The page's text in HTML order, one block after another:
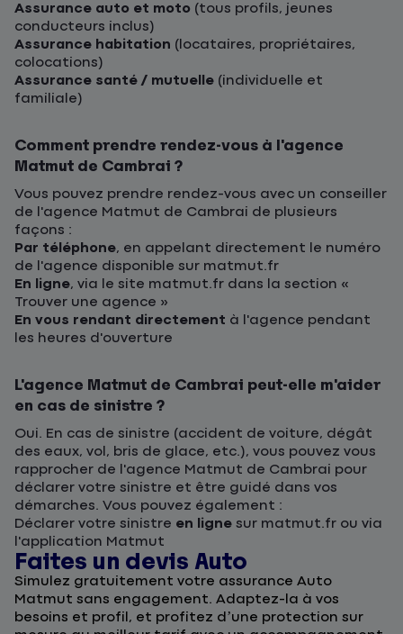
Assurance auto et moto (tous profils, jeunes
conducteurs inclus)
Assurance habitation (locataires, propriétaires,
colocations)
Assurance santé / mutuelle (individuelle et
familiale)
Comment prendre rendez-vous à l'agence
Matmut de Cambrai ?
Vous pouvez prendre rendez-vous avec un conseiller
de l'agence Matmut de Cambrai de plusieurs
façons :
Par téléphone, en appelant directement le numéro
de l'agence disponible sur matmut.fr
En ligne, via le site matmut.fr dans la section «
Trouver une agence »
En vous rendant directement à l'agence pendant
les heures d'ouverture
L'agence Matmut de Cambrai peut-elle m'aider
en cas de sinistre ?
Oui. En cas de sinistre (accident de voiture, dégât
des eaux, vol, bris de glace, etc.), vous pouvez vous
rapprocher de l'agence Matmut de Cambrai pour
déclarer votre sinistre et être guidé dans vos
démarches. Vous pouvez également :
Déclarer votre sinistre en ligne sur matmut.fr ou via
l'application Matmut
Faites un devis Auto
Simulez gratuitement votre assurance Auto
Matmut sans engagement. Adaptez-la à vos
besoins et profil, et profitez d’une protection sur